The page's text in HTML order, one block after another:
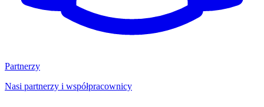
Partnerzy
Nasi partnerzy i współpracownicy